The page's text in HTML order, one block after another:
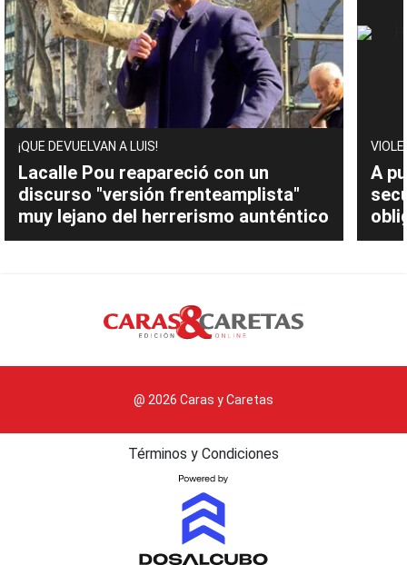
¡QUE DEVUELVAN A LUIS!
Lacalle Pou reapareció con un
discurso "versión frenteamplista"
muy lejano del herrerismo aunténtico
A
@ 2026 Caras y Caretas
Términos y Condiciones